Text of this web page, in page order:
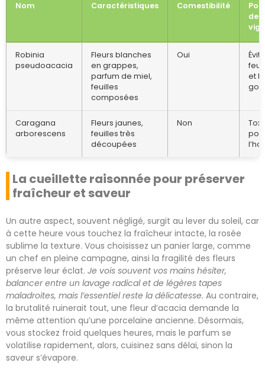
Nom Caractéristiques Comestibilité
de
Robinia
pseudoacacia
Fleurs blanches
en grappes,
parfum de miel,
feuilles
composées
Oui
et
Caragana
arborescens
Fleurs jaunes,
feuilles très
découpées
Non
La cueillette raisonnée pour préserver
fraîcheur et saveur
Un autre aspect, souvent négligé, surgit au lever du soleil, car
à cette heure vous touchez la fraîcheur intacte, la rosée
sublime la texture. Vous choisissez un panier large, comme
un chef en pleine campagne, ainsi la fragilité des fleurs
préserve leur éclat. Je vois souvent vos mains hésiter,
balancer entre un lavage radical et de légères tapes
maladroites, mais l’essentiel reste la délicatesse. Au contraire,
la brutalité ruinerait tout, une fleur d’acacia demande la
même attention qu’une porcelaine ancienne. Désormais,
vous stockez froid quelques heures, mais le parfum se
volatilise rapidement, alors, cuisinez sans délai, sinon la
saveur s’évapore.